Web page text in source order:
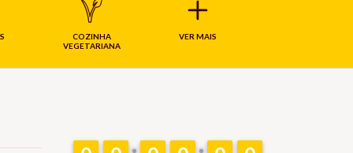
COZINHA
VEGETARIANA
VER MAIS